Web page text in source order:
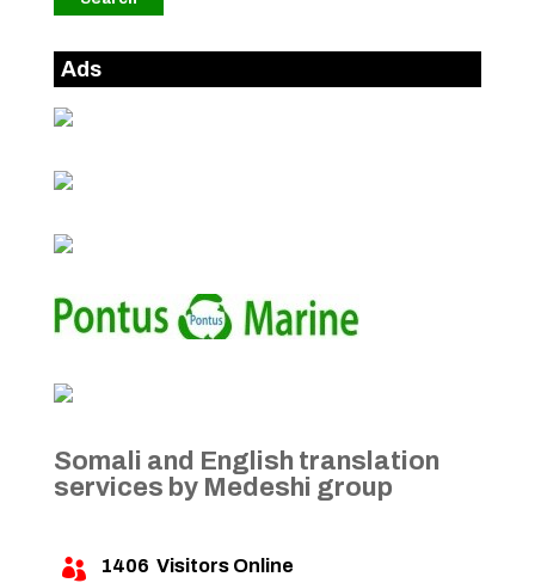
Ads
Somali and English translation
services by Medeshi group
 1406 Visitors Online